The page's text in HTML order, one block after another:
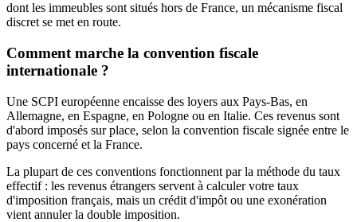
dont les immeubles sont situés hors de France, un mécanisme fiscal
discret se met en route.
Comment marche la convention fiscale
internationale ?
Une SCPI européenne encaisse des loyers aux Pays-Bas, en
Allemagne, en Espagne, en Pologne ou en Italie. Ces revenus sont
d'abord imposés sur place, selon la convention fiscale signée entre le
pays concerné et la France.
La plupart de ces conventions fonctionnent par la méthode du taux
effectif : les revenus étrangers servent à calculer votre taux
d'imposition français, mais un crédit d'impôt ou une exonération
vient annuler la double imposition.